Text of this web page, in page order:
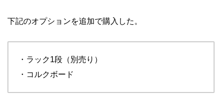
下記のオプションを追加で購入した。
・ラック1段（別売り）
・コルクボード